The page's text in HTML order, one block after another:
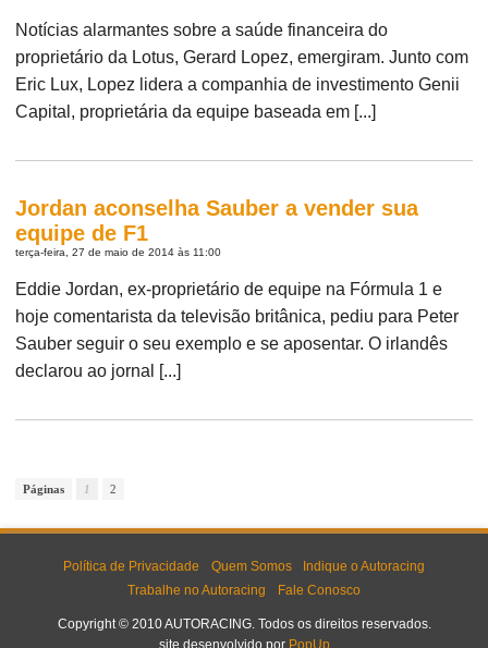
Notícias alarmantes sobre a saúde financeira do
proprietário da Lotus, Gerard Lopez, emergiram. Junto com
Eric Lux, Lopez lidera a companhia de investimento Genii
Capital, proprietária da equipe baseada em [...]
Jordan aconselha Sauber a vender sua
equipe de F1
terça-feira, 27 de maio de 2014 às 11:00
Eddie Jordan, ex-proprietário de equipe na Fórmula 1 e
hoje comentarista da televisão britânica, pediu para Peter
Sauber seguir o seu exemplo e se aposentar. O irlandês
declarou ao jornal [...]
Páginas 1 2
Política de Privacidade Quem Somos
Indique o Autoracing
Trabalhe no Autoracing
Fale Conosco
Copyright © 2010 AUTORACING. Todos os direitos reservados.
site desenvolvido por PopUp